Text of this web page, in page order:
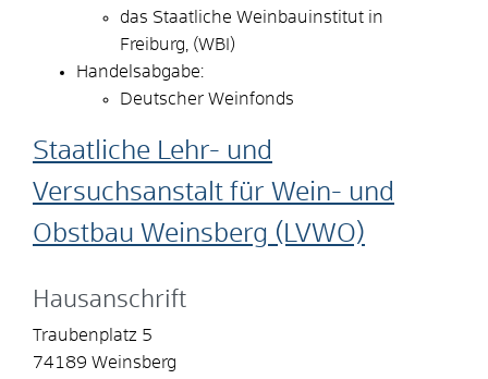
das Staatliche Weinbauinstitut in
Freiburg, (WBI)
Handelsabgabe:
Deutscher Weinfonds
Staatliche Lehr- und
Versuchsanstalt für Wein- und
Obstbau Weinsberg (LVWO)
Hausanschrift
Traubenplatz 5
74189 Weinsberg